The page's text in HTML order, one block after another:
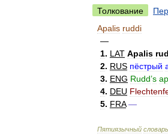
Толкование
Apalis ruddi
—
1. LAT Apalis
2. RUS пёстрый
3. ENG Rudd’s
4. DEU
5. FRA —
Пятиязычный словарь